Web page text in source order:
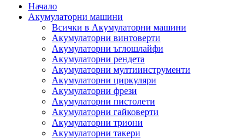
Начало
Акумулаторни машини
Всички в Акумулаторни машини
Акумулаторни винтоверти
Акумулаторни ъглошлайфи
Акумулаторни рендета
Акумулаторни мултиинструменти
Акумулаторни циркуляри
Акумулаторни фрези
Акумулаторни пистолети
Акумулаторни гайковерти
Акумулаторни триони
Акумулаторни такери